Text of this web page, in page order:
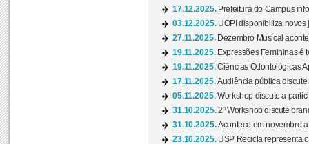
17.12.2025. Prefeitura do Campus
03.12.2025. UOPI disponibiliza novos
27.11.2025. Dezembro Musical
19.11.2025. Expressões Femininas é
19.11.2025.Ciências Odontológicas
17.11.2025.Audiência pública
05.11.2025.Workshop discute a
31.10.2025.2º Workshop discute
31.10.2025.Acontece em novembro
23.10.2025. USP Recicla representa